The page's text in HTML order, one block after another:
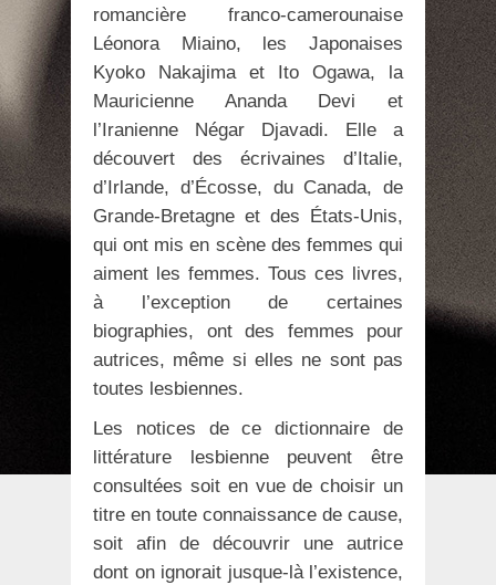
romancière franco-camerounaise
Léonora Miaino, les Japonaises
Kyoko Nakajima et Ito Ogawa, la
Mauricienne Ananda Devi et
l’Iranienne Négar Djavadi. Elle a
découvert des écrivaines d’Italie,
d’Irlande, d’Écosse, du Canada, de
Grande-Bretagne et des États-Unis,
qui ont mis en scène des femmes qui
aiment les femmes. Tous ces livres,
à l’exception de certaines
biographies, ont des femmes pour
autrices, même si elles ne sont pas
toutes lesbiennes.
Les notices de ce dictionnaire de
littérature lesbienne peuvent être
consultées soit en vue de choisir un
titre en toute connaissance de cause,
soit afin de découvrir une autrice
dont on ignorait jusque-là l’existence,